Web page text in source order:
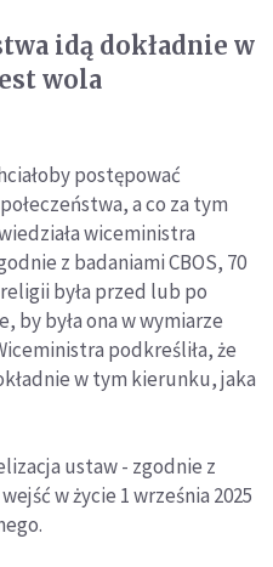
idą dokładnie w
wola
postępować
a co za tym
wiceministra
z badaniami CBOS, 70
była przed lub po
by była ona w wymiarze
podkreśliła, że
w tym kierunku, jaka
ustaw - zgodnie z
w życie 1 września 2025